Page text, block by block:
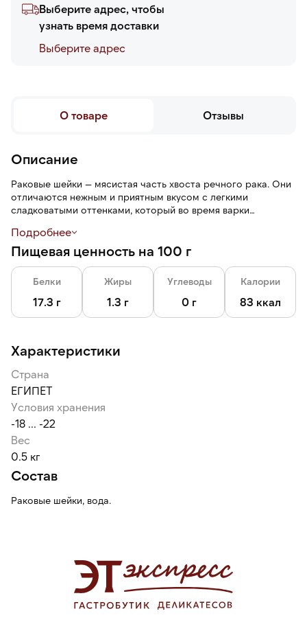
Выберите адрес, чтобы
узнать время доставки
Выберите адреc
О товаре Отзывы
Описание
Раковые шейки — мясистая часть хвоста речного рака. Они
отличаются нежным и приятным вкусом с легкими
сладковатыми оттенками, который во время варки
упругой и мягкой текстурой.
Раковые шейки отваренные и готовы к употреблению после
разморозки. Их можно использовать для приготовления
салатов, закусок, ризотто, пасты, супов, брускетт, канапе.
Подробнее
Пищевая ценность на 100 г
Белки
17.3 г
Жиры
1.3 г
Углеводы
0 г
Калории
83 ккал
Характеристики
Страна
ЕГИПЕТ
Условия хранения
-18 ... -22
Вес
0.5 кг
Состав
Раковые шейки, вода.